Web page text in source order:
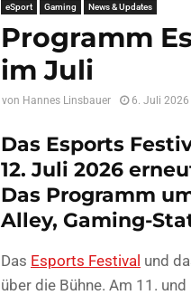
eSport Gaming News & Updates
Programm
im Juli
von Hannes Linsbauer 6. Juli 2026
Das Esports
12. Juli 2026
Das Programm
Alley, Gaming-
Das Esports Festival und
über die Bühne. Am 11.